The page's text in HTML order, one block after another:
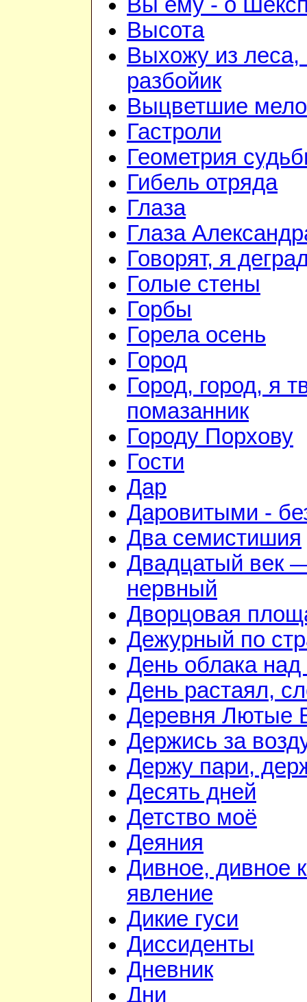
Вы ему - о
Высота
Выхожу из леса,
разбойик
Выцветшие
Гастроли
Геометрия
Гибель отряда
Глаза
Глаза
Говорят, я
Голые стены
Горбы
Горела осень
Город
Город, город, я
помазанник
Городу Порхову
Гости
Дар
Даровитыми -
Два семистишия
Двадцатый век
нервный
Дворцовая
Дежурный по
День облака
День растаял,
Деревня Лютые
Держись за
Держу пари,
Десять дней
Детство моё
Деяния
Дивное, дивное
явление
Дикие гуси
Диссиденты
Дневник
Дни